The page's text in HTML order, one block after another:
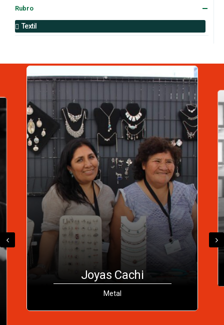
Rubro
Textil
Jaime Eduardo Silva
Farías
Madera